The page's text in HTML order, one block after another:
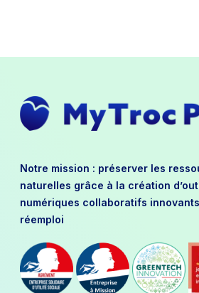
Notre mission : préserver les
naturelles grâce à la création
numériques collaboratifs
réemploi